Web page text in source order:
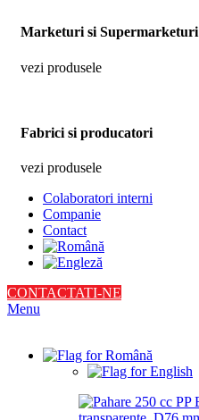
Marketuri si Supermarketuri
vezi produsele
Fabrici si producatori
vezi produsele
Colaboratori interni
Companie
Contact
CONTACTATI-NE
Menu